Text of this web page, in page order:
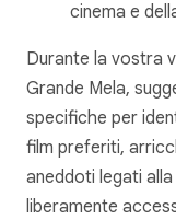
cinema e
Durante la vostra
Grande Mela,
specifiche per
film preferiti,
aneddoti legati
liberamente